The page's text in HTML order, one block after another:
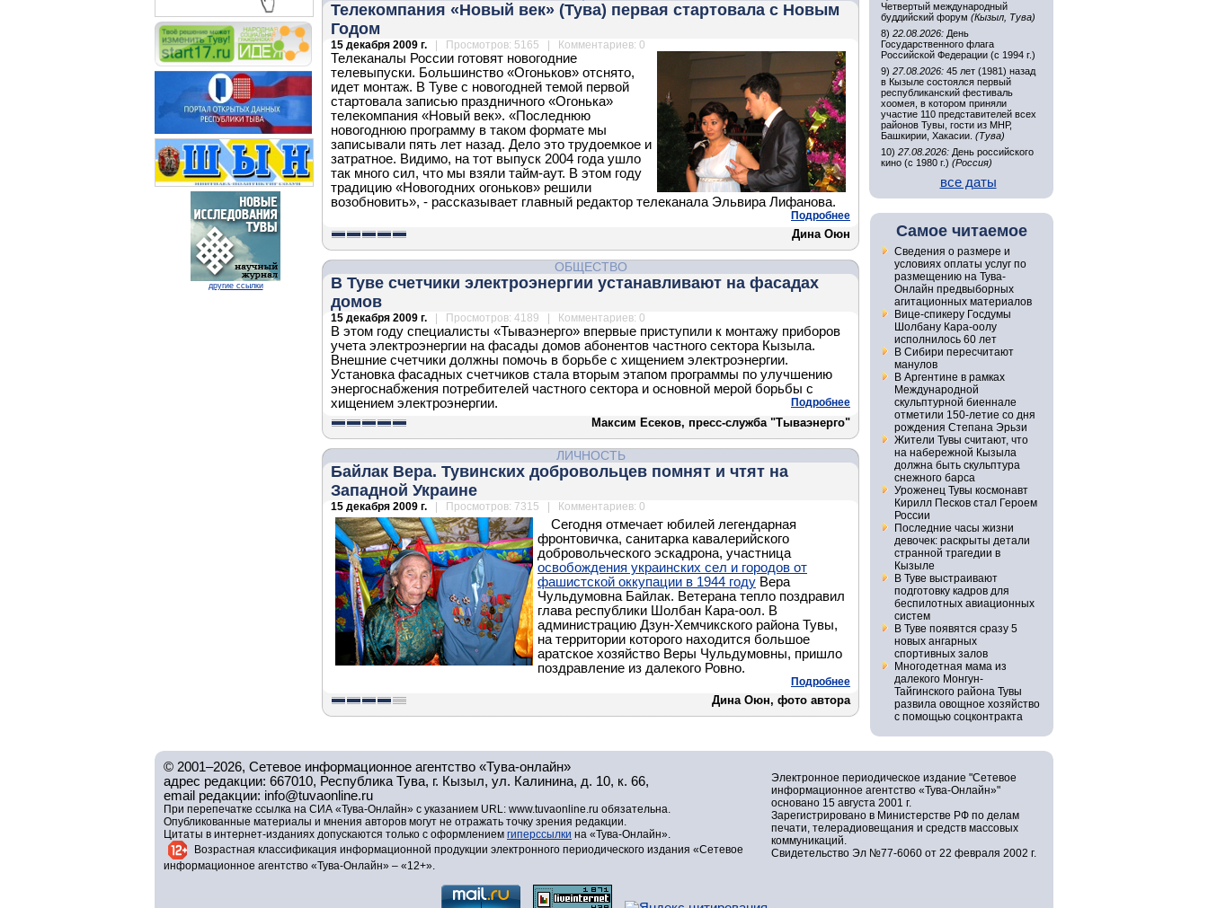
другие ссылки
Телекомпания «Новый век» (Тува) первая стартовала с Новым
Годом
15 декабря 2009 г. | Просмотров: 5165 | Комментариев: 0
Телеканалы России готовят новогодние
телевыпуски. Большинство «Огоньков» отснято,
идет монтаж. В Туве с новогодней темой первой
стартовала записью праздничного «Огонька»
телекомпания «Новый век». «Последнюю
новогоднюю программу в таком формате мы
записывали пять лет назад. Дело это трудоемкое и
затратное. Видимо, на тот выпуск 2004 года ушло
так много сил, что мы взяли тайм-аут. В этом году
традицию «Новогодних огоньков» решили
возобновить», - рассказывает главный редактор телеканала Эльвира Лифанова.
Подробнее
Дина Оюн
ОБЩЕСТВО
В Туве счетчики электроэнергии устанавливают на фасадах
домов
15 декабря 2009 г. | Просмотров: 4189 | Комментариев: 0
В этом году специалисты «Тываэнерго» впервые приступили к монтажу приборов
учета электроэнергии на фасады домов абонентов частного сектора Кызыла.
Внешние счетчики должны помочь в борьбе с хищением электроэнергии.
Установка фасадных счетчиков стала вторым этапом программы по улучшению
энергоснабжения потребителей частного сектора и основной мерой борьбы с
хищением электроэнергии.
Подробнее
Максим Есеков, пресс-служба "Тываэнерго"
ЛИЧНОСТЬ
Байлак Вера. Тувинских добровольцев помнят и чтят на
Западной Украине
15 декабря 2009 г. | Просмотров: 7315 | Комментариев: 0
Сегодня отмечает юбилей легендарная
фронтовичка, санитарка кавалерийского
добровольческого эскадрона, участница
освобождения украинских сел и городов от
фашистской оккупации в 1944 году Вера
Чульдумовна Байлак. Ветерана тепло поздравил
глава республики Шолбан Кара-оол. В
администрацию Дзун-Хемчикского района Тувы,
на территории которого находится большое
аратское хозяйство Веры Чульдумовны, пришло
поздравление из далекого Ровно.
Подробнее
Дина Оюн, фото автора
Четвертый международный
буддийский форум (Кызыл, Тува)
8) 22.08.2026: День
Государственного флага
Российской Федерации (с 1994 г.)
9) 27.08.2026: 45 лет (1981) назад
в Кызыле состоялся первый
республиканский фестиваль
хоомея, в котором приняли
участие 110 представителей всех
районов Тувы, гости из МНР,
Башкирии, Хакасии. (Тува)
10) 27.08.2026: День российского
кино (с 1980 г.) (Россия)
все даты
Самое читаемое
Сведения о размере и
условиях оплаты услуг по
размещению на Тува-
Онлайн предвыборных
агитационных материалов
Вице-спикеру Госдумы
Шолбану Кара-оолу
исполнилось 60 лет
В Сибири пересчитают
манулов
В Аргентине в рамках
Международной
скульптурной биеннале
отметили 150-летие со дня
рождения Степана Эрьзи
Жители Тувы считают, что
на набережной Кызыла
должна быть скульптура
снежного барса
Уроженец Тувы космонавт
Кирилл Песков стал Героем
России
Последние часы жизни
девочек: раскрыты детали
странной трагедии в
Кызыле
В Туве выстраивают
подготовку кадров для
беспилотных авиационных
систем
В Туве появятся сразу 5
новых ангарных
спортивных залов
Многодетная мама из
далекого Монгун-
Тайгинского района Тувы
развила овощное хозяйство
с помощью соцконтракта
© 2001–2026, Сетевое информационное агентство «Тува-онлайн»
адрес редакции: 667010, Республика Тува, г. Кызыл, ул. Калинина, д. 10, к. 66,
email редакции: info@tuvaonline.ru
При перепечатке ссылка на СИА «Тува-Онлайн» с указанием URL: www.tuvaonline.ru обязательна.
Опубликованные материалы и мнения авторов могут не отражать точку зрения редакции.
Цитаты в интернет-изданиях допускаются только с оформлением гиперссылки на «Тува-Онлайн».
Возрастная классификация информационной продукции электронного периодического издания «Сетевое
информационное агентство «Тува-Онлайн» – «12+».
Электронное периодическое издание "Сетевое
информационное агентство «Тува-Онлайн»"
основано 15 августа 2001 г.
Зарегистрировано в Министерстве РФ по делам
печати, телерадиовещания и средств массовых
коммуникаций.
Свидетельство Эл №77-6060 от 22 февраля 2002 г.